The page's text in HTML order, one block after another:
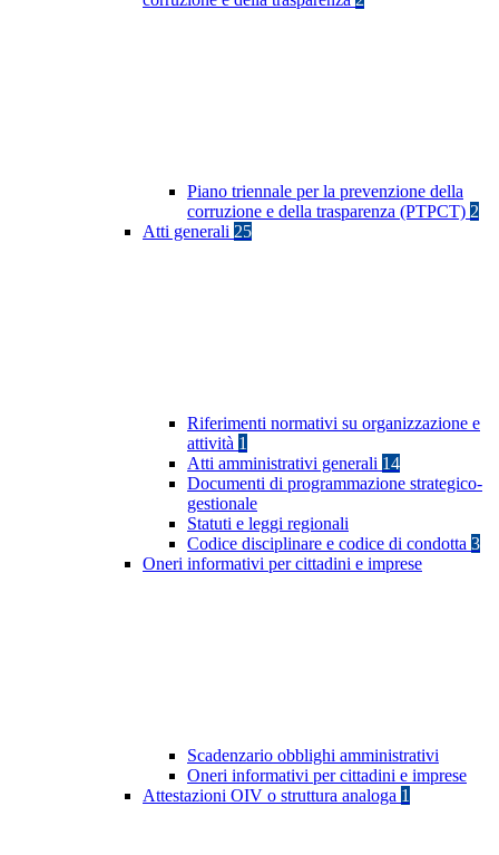
Piano triennale per la prevenzione della
corruzione e della trasparenza (PTPCT) 2
Atti generali 25
Riferimenti normativi su organizzazione e
attività 1
Atti amministrativi generali 14
Documenti di programmazione strategico-
gestionale
Statuti e leggi regionali
Codice disciplinare e codice di condotta 3
Oneri informativi per cittadini e imprese
Scadenzario obblighi amministrativi
Oneri informativi per cittadini e imprese
Attestazioni OIV o struttura analoga 1